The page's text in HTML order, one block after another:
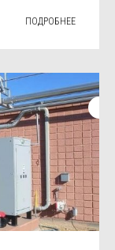
ПОДРОБНЕЕ